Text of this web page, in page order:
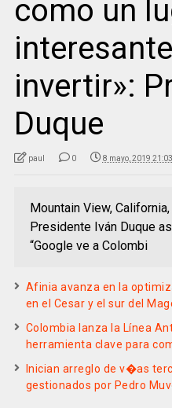
como un
invertir»:
Duque
paul 0 8 mayo, 2019 21:03
Mountain View,
Presidente Iván Duque
“Google ve a Colombi
Afinia avanza en la
en el Cesar y el sur del
Colombia lanza la Línea
herramienta clave para
Inician arreglo de v�as
gestionados por Pedro